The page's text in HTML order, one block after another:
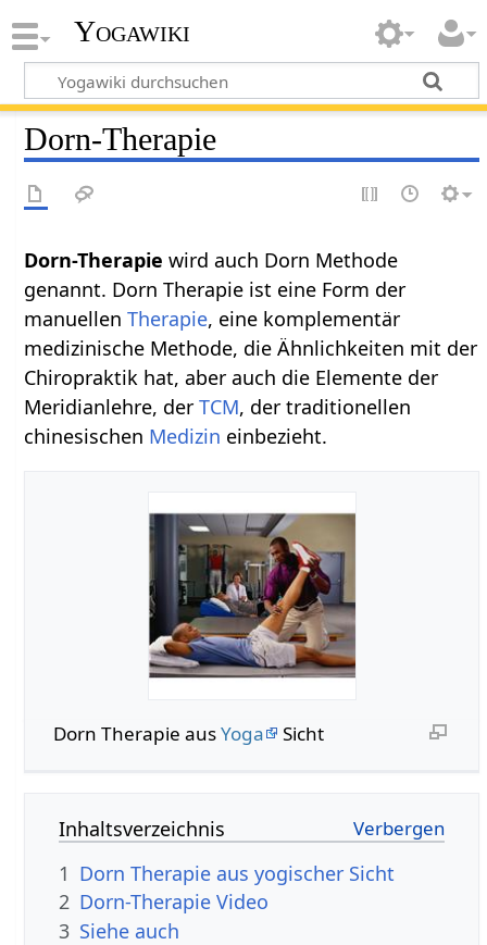
Yogawiki
Dorn-Therapie
Dorn-Therapiewird auch Dorn Methode
genannt. Dorn Therapie ist eine Form der
manuellenTherapie, eine komplementär
medizinische Methode, die Ähnlichkeiten mit der
Chiropraktik hat, aber auch die Elemente der
Meridianlehre, derTCM, der traditionellen
chinesischen Medizin einbezieht.
Dorn Therapie ausYoga Sicht
Inhaltsverzeichnis
1 Dorn Therapie aus yogischer Sicht
2 Dorn-Therapie Video
3 Siehe auch